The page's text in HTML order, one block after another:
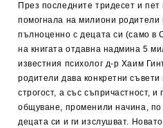
През последните тридесет и
помогнала на милиони
пълноценно с децата си (само
на книгата отдавна надмина 5
известния психолог д-р Хаим
родители дава конкретни
строгост, а със съпричастност,
общуване, променили начина, по
децата си и ги изслушват.